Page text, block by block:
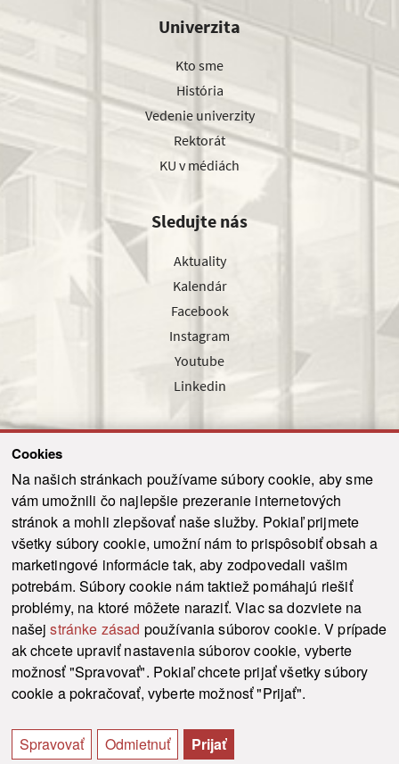
Cookies
Na našich stránkach používame súbory cookie, aby sme
vám umožnili čo najlepšie prezeranie internetových
stránok a mohli zlepšovať naše služby. Pokiaľ prijmete
všetky súbory cookie, umožní nám to prispôsobiť obsah a
marketingové informácie tak, aby zodpovedali vašim
potrebám. Súbory cookie nám taktiež pomáhajú riešiť
problémy, na ktoré môžete naraziť. Viac sa dozviete na
našejstránke zásad používania súborov cookie. V prípade
ak chcete upraviť nastavenia súborov cookie, vyberte
možnosť "Spravovať". Pokiaľ chcete prijať všetky súbory
cookie a pokračovať, vyberte možnosť "Prijať".
Spravovať Odmietnuť Prijať
Univerzita
Kto sme
História
Vedenie univerzity
Rektorát
KU v médiách
Sledujte nás
Aktuality
Kalendár
Facebook
Instagram
Youtube
Linkedin
Odoslať
© 2021-2026 ku.sk. Všetky práva vyhradené. | Ochrana osobných údajov
Vyhlásenie o prístupnosti |
Admin
This site is protected by reCAPTCHA and the Google Privacy Policy and Terms of
Service
apply.